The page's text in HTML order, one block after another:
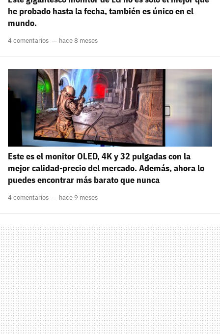
he probado hasta la fecha, también es único en el
mundo.
4 comentarios hace 8 meses
Este es el monitor OLED, 4K y 32 pulgadas con la
mejor calidad-precio del mercado. Además, ahora lo
puedes encontrar más barato que nunca
4 comentarios hace 9 meses